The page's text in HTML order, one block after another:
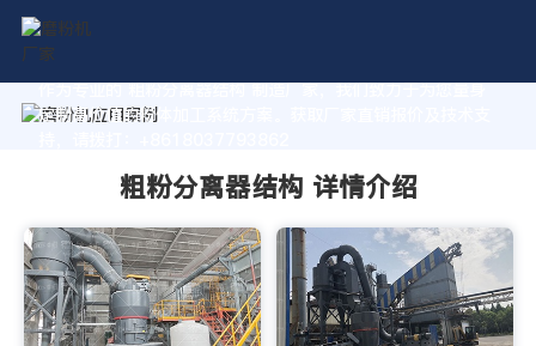
作为专业的 粗粉分离器结构 制造厂家，我们致力于为您量身
定制高价值的粉体加工系统方案。获取厂家直销报价及技术支
粗粉分离器结构 详情介绍